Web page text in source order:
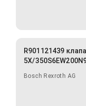
R901121439
5X/
Bosch Rexroth AG